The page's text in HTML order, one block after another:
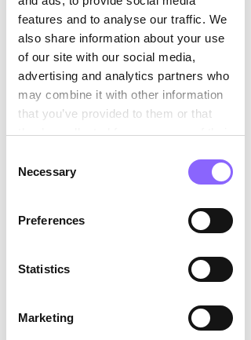
features and to analyse our traffic. We
also share information about your use
of our site with our social media,
advertising and analytics partners who
may combine it with other information
that you’ve provided to them or that
they’ve collected from your use of their
Selection
Necessary
Preferences
Statistics
Marketing
Entscheidungen unmöglich machten.
Seine Mimik
war geprägt von einer emotionslosen
Gleichgültigkeit und wurde nahezu
handlungsunfähig,
weil er sich nicht mal zwischen den
kleinsten Dingen entscheiden konnte.
Die Auswirkungen von
Entscheidungen
Schwierigkeiten dabeihaben,
wenn sie ungewöhnlichen Situationen